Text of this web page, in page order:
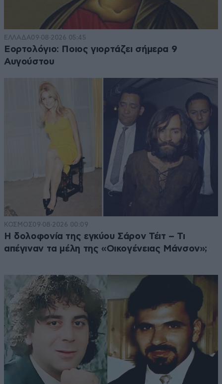
ΕΛΛΑΔΑ09·08·2026 05:45
Εορτολόγιο: Ποιος γιορτάζει σήμερα 9
Αυγούστου
ΚΟΣΜΟΣ09·08·2026 00:09
Η δολοφονία της εγκύου Σάρον Τέιτ – Τι
απέγιναν τα μέλη της «Οικογένειας Μάνσον»;